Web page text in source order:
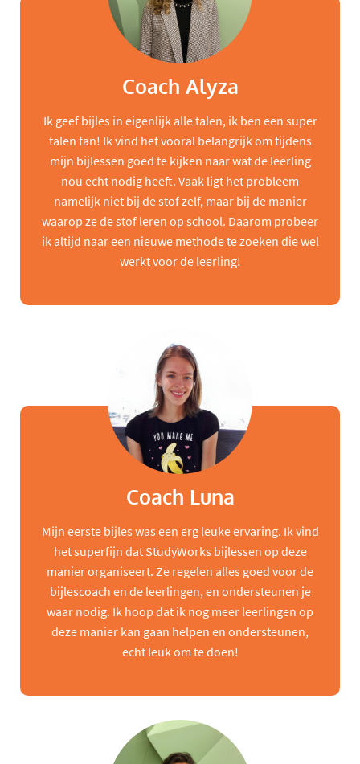
Coach Alyza
Ik geef bijles in eigenlijk alle talen, ik ben een super
talen fan! Ik vind het vooral belangrijk om tijdens
mijn bijlessen goed te kijken naar wat de leerling
nou echt nodig heeft. Vaak ligt het probleem
namelijk niet bij de stof zelf, maar bij de manier
waarop ze de stof leren op school. Daarom probeer
ik altijd naar een nieuwe methode te zoeken die wel
werkt voor de leerling!
Coach Luna
Mijn eerste bijles was een erg leuke ervaring. Ik vind
het superfijn dat StudyWorks bijlessen op deze
manier organiseert. Ze regelen alles goed voor de
bijlescoach en de leerlingen, en ondersteunen je
waar nodig. Ik hoop dat ik nog meer leerlingen op
deze manier kan gaan helpen en ondersteunen,
echt leuk om te doen!